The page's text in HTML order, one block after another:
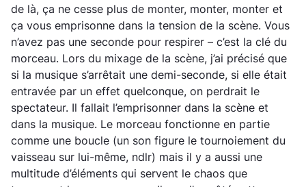
de là, ça ne cesse plus de monter, monter, monter et
ça vous emprisonne dans la tension de la scène. Vous
n’avez pas une seconde pour respirer – c’est la clé du
morceau. Lors du mixage de la scène, j’ai précisé que
si la musique s’arrêtait une demi-seconde, si elle était
entravée par un effet quelconque, on perdrait le
spectateur. Il fallait l’emprisonner dans la scène et
dans la musique. Le morceau fonctionne en partie
comme une boucle (un son figure le tournoiement du
vaisseau sur lui-même, ndlr) mais il y a aussi une
multitude d’éléments qui servent le chaos que